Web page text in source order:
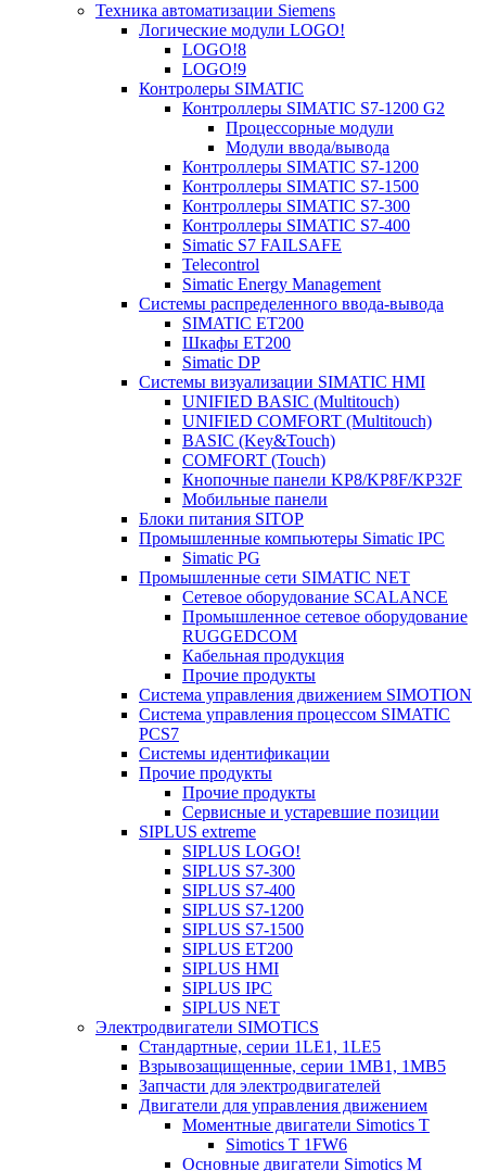
Техника автоматизации Siemens
Логические модули LOGO!
LOGO!8
LOGO!9
Контролеры SIMATIC
Контроллеры SIMATIC S7-1200 G2
Процессорные модули
Модули ввода/вывода
Контроллеры SIMATIC S7-1200
Контроллеры SIMATIC S7-1500
Контроллеры SIMATIC S7-300
Контроллеры SIMATIC S7-400
Simatic S7 FAILSAFE
Telecontrol
Simatic Energy Management
Системы распределенного ввода-вывода
SIMATIC ET200
Шкафы ET200
Simatic DP
Системы визуализации SIMATIC HMI
UNIFIED BASIC (Multitouch)
UNIFIED COMFORT (Multitouch)
BASIC (Key&Touch)
COMFORT (Touch)
Кнопочные панели KP8/KP8F/KP32F
Мобильные панели
Блоки питания SITOP
Промышленные компьютеры Simatic IPC
Simatic PG
Промышленные сети SIMATIC NET
Сетевое оборудование SCALANCE
Промышленное сетевое оборудование
RUGGEDCOM
Кабельная продукция
Прочие продукты
Система управления движением SIMOTION
Система управления процессом SIMATIC
PCS7
Системы идентификации
Прочие продукты
Прочие продукты
Сервисные и устаревшие позиции
SIPLUS extreme
SIPLUS LOGO!
SIPLUS S7-300
SIPLUS S7-400
SIPLUS S7-1200
SIPLUS S7-1500
SIPLUS ET200
SIPLUS HMI
SIPLUS IPC
SIPLUS NET
Электродвигатели SIMOTICS
Стандартные, серии 1LE1, 1LE5
Взрывозащищенные, серии 1MB1, 1MB5
Запчасти для электродвигателей
Двигатели для управления движением
Моментные двигатели Simotics T
Simotics T 1FW6
Основные двигатели Simotics M